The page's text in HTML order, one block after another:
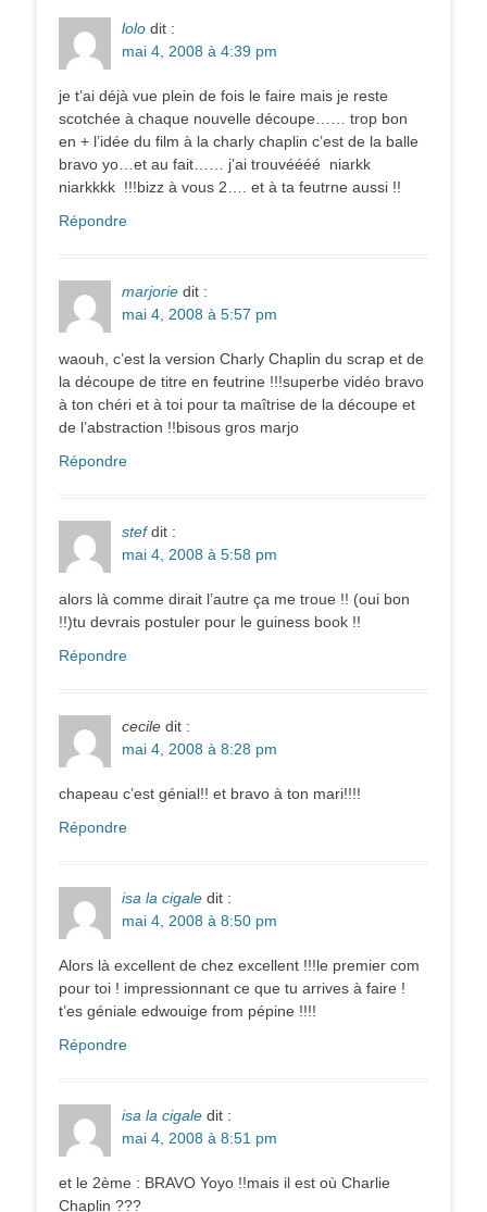
lolo dit :
mai 4, 2008 à 4:39 pm
je t’ai déjà vue plein de fois le faire mais je reste
scotchée à chaque nouvelle découpe…… trop bon
en + l’idée du film à la charly chaplin c’est de la balle
bravo yo…et au fait…… j’ai trouvéééé niarkk
niarkkkk !!!bizz à vous 2…. et à ta feutrne aussi !!
Répondre
marjorie dit :
mai 4, 2008 à 5:57 pm
waouh, c’est la version Charly Chaplin du scrap et de
la découpe de titre en feutrine !!!superbe vidéo bravo
à ton chéri et à toi pour ta maîtrise de la découpe et
de l’abstraction !!bisous gros marjo
Répondre
stef dit :
mai 4, 2008 à 5:58 pm
alors là comme dirait l’autre ça me troue !! (oui bon
!!)tu devrais postuler pour le guiness book !!
Répondre
cecile dit :
mai 4, 2008 à 8:28 pm
chapeau c’est génial!! et bravo à ton mari!!!!
Répondre
isa la cigale dit :
mai 4, 2008 à 8:50 pm
Alors là excellent de chez excellent !!!le premier com
pour toi ! impressionnant ce que tu arrives à faire !
t’es géniale edwouige from pépine !!!!
Répondre
isa la cigale dit :
mai 4, 2008 à 8:51 pm
et le 2ème : BRAVO Yoyo !!mais il est où Charlie
Chaplin ???